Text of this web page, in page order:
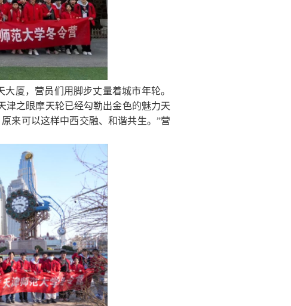
厦，营员们用脚步丈量着城市年轮。
津之眼摩天轮已经勾勒出金色的魅力天
来可以这样中西交融、和谐共生。”营